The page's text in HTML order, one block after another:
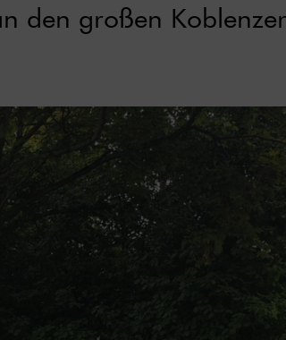
den großen